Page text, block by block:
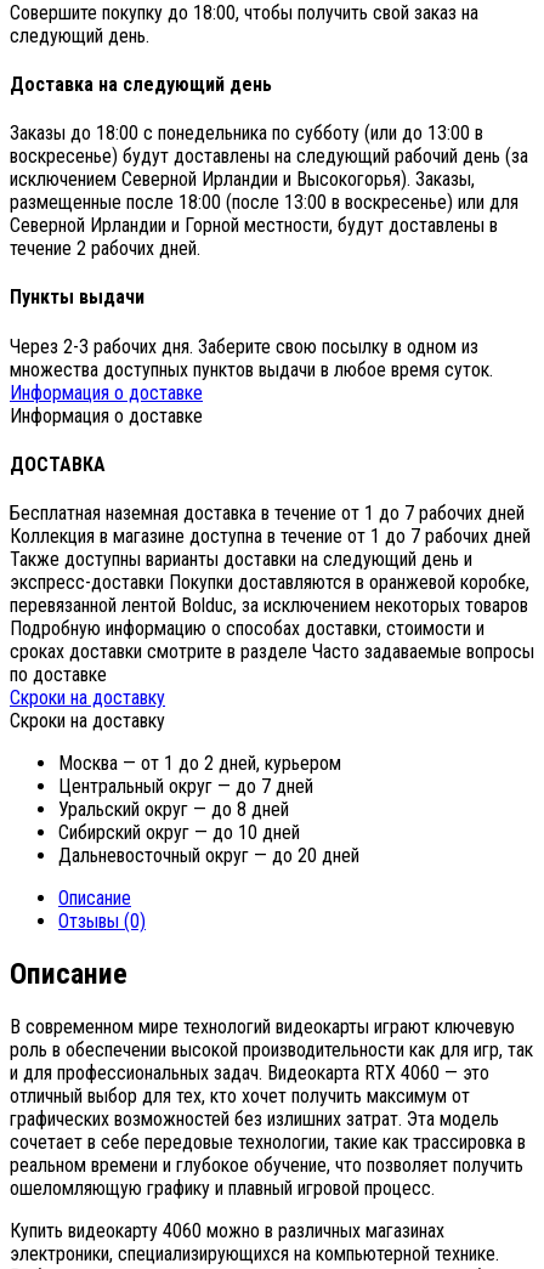
Совершите покупку до 18:00, чтобы получить свой заказ на
следующий день.
Доставка на следующий день
Заказы до 18:00 с понедельника по субботу (или до 13:00 в
воскресенье) будут доставлены на следующий рабочий день (за
исключением Северной Ирландии и Высокогорья). Заказы,
размещенные после 18:00 (после 13:00 в воскресенье) или для
Северной Ирландии и Горной местности, будут доставлены в
течение 2 рабочих дней.
Пункты выдачи
Через 2-3 рабочих дня. Заберите свою посылку в одном из
множества доступных пунктов выдачи в любое время суток.
Информация о доставке
Информация о доставке
ДОСТАВКА
Бесплатная наземная доставка в течение от 1 до 7 рабочих дней
Коллекция в магазине доступна в течение от 1 до 7 рабочих дней
Также доступны варианты доставки на следующий день и
экспресс-доставки Покупки доставляются в оранжевой коробке,
перевязанной лентой Bolduc, за исключением некоторых товаров
Подробную информацию о способах доставки, стоимости и
сроках доставки смотрите в разделе Часто задаваемые вопросы
по доставке
Скроки на доставку
Скроки на доставку
Москва — от 1 до 2 дней, курьером
Центральный округ — до 7 дней
Уральский округ — до 8 дней
Сибирский округ — до 10 дней
Дальневосточный округ — до 20 дней
Описание
Отзывы (0)
Описание
В современном мире технологий видеокарты играют ключевую
роль в обеспечении высокой производительности как для игр, так
и для профессиональных задач. Видеокарта RTX 4060 — это
отличный выбор для тех, кто хочет получить максимум от
графических возможностей без излишних затрат. Эта модель
сочетает в себе передовые технологии, такие как трассировка в
реальном времени и глубокое обучение, что позволяет получить
ошеломляющую графику и плавный игровой процесс.
Купить видеокарту 4060 можно в различных магазинах
электроники, специализирующихся на компьютерной технике.